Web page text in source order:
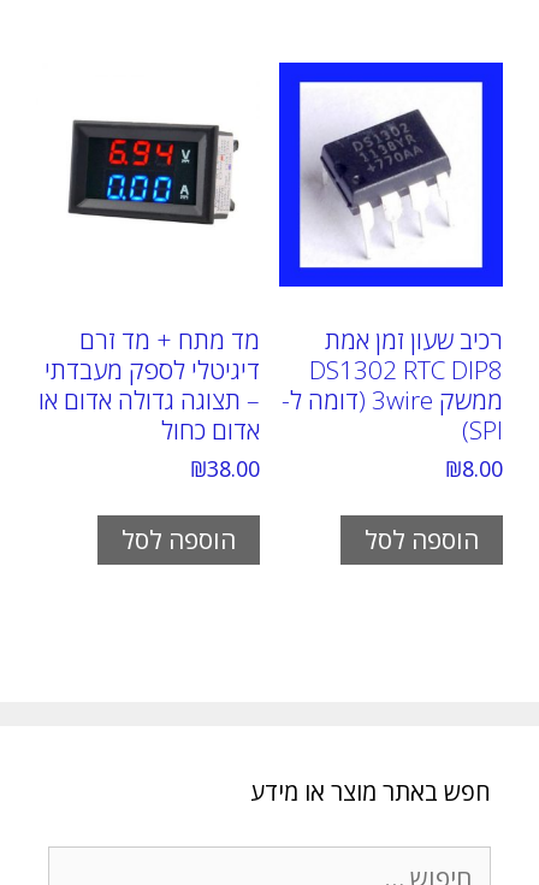
רכיב שעון זמן אמת
DS1302 RTC DIP8
ממשק 3wire (דומה ל-
SPI)
₪8.00
הוספה לסל
מד מתח + מד זרם
דיגיטלי לספק מעבדתי
– תצוגה גדולה אדום או
אדום כחול
₪38.00
הוספה לסל
חפש באתר מוצר או מידע
חיפוש: